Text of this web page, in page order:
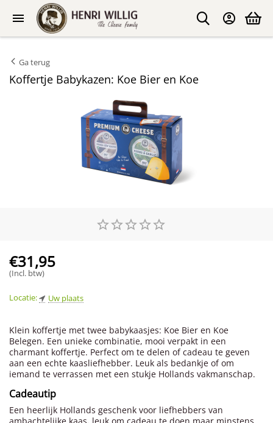
Ga terug
Koffertje Babykazen: Koe Bier en Koe
€31,95
(Incl. btw)
Locatie: Uw plaats
Klein koffertje met twee babykaasjes: Koe Bier en Koe
Belegen. Een unieke combinatie, mooi verpakt in een
charmant koffertje. Perfect om te delen of cadeau te geven
aan een echte kaasliefhebber. Leuk als bedankje of om
iemand te verrassen met een stukje Hollands vakmanschap.
Cadeautip
Een heerlijk Hollands geschenk voor liefhebbers van